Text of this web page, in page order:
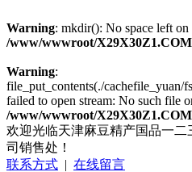
Warning: mkdir(): No space left on
/www/wwwroot/
Warning:
file_put_contents(./cachefile_yuan/
failed to open stream: No such file
/www/wwwroot/
欢迎光临天津麻豆精产国品一
司销售处！
联系方式 | 在线留言